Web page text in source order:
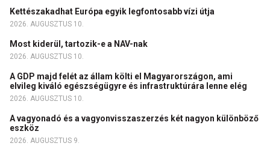
Kettészakadhat Európa egyik legfontosabb vízi útja
2026. AUGUSZTUS 10.
Most kiderül, tartozik-e a NAV-nak
2026. AUGUSZTUS 10.
A GDP majd felét az állam költi el Magyarországon, ami
elvileg kiváló egészségügyre és infrastruktúrára lenne elég
2026. AUGUSZTUS 10.
A vagyonadó és a vagyonvisszaszerzés két nagyon különböző
eszköz
2026. AUGUSZTUS 9.